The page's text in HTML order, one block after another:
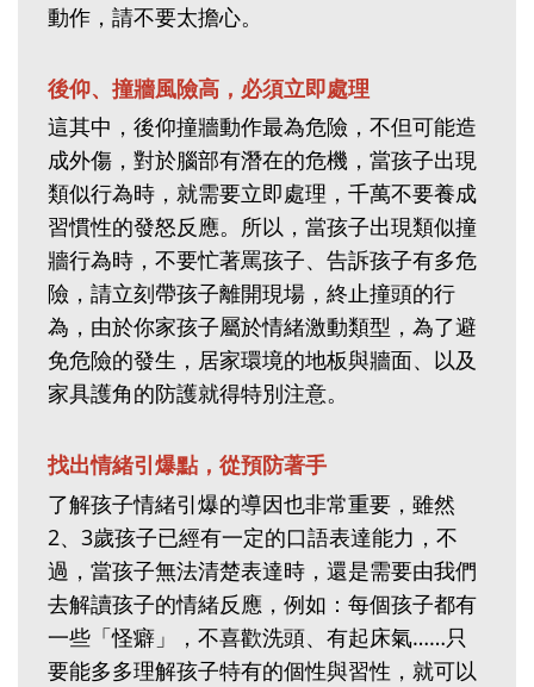
動作，請不要太擔心。
後仰、撞牆風險高，必須立即處理
這其中，後仰撞牆動作最為危險，不但可能造
成外傷，對於腦部有潛在的危機，當孩子出現
類似行為時，就需要立即處理，千萬不要養成
習慣性的發怒反應。所以，當孩子出現類似撞
牆行為時，不要忙著罵孩子、告訴孩子有多危
險，請立刻帶孩子離開現場，終止撞頭的行
為，由於你家孩子屬於情緒激動類型，為了避
免危險的發生，居家環境的地板與牆面、以及
家具護角的防護就得特別注意。
找出情緒引爆點，從預防著手
了解孩子情緒引爆的導因也非常重要，雖然
2、3歲孩子已經有一定的口語表達能力，不
過，當孩子無法清楚表達時，還是需要由我們
去解讀孩子的情緒反應，例如：每個孩子都有
一些「怪癖」，不喜歡洗頭、有起床氣……只
要能多多理解孩子特有的個性與習性，就可以